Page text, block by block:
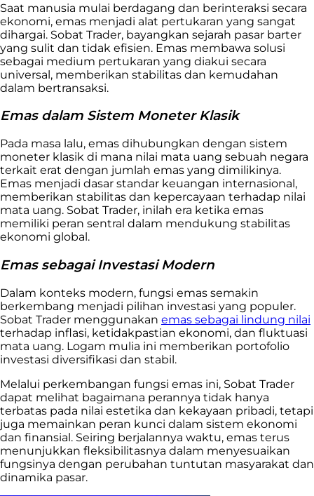
Saat manusia mulai berdagang dan berinteraksi secara
ekonomi, emas menjadi alat pertukaran yang sangat
dihargai. Sobat Trader, bayangkan sejarah pasar barter
yang sulit dan tidak efisien. Emas membawa solusi
sebagai medium pertukaran yang diakui secara
universal, memberikan stabilitas dan kemudahan
dalam bertransaksi.
Emas dalam Sistem Moneter Klasik
Pada masa lalu, emas dihubungkan dengan sistem
moneter klasik di mana nilai mata uang sebuah negara
terkait erat dengan jumlah emas yang dimilikinya.
Emas menjadi dasar standar keuangan internasional,
memberikan stabilitas dan kepercayaan terhadap nilai
mata uang. Sobat Trader, inilah era ketika emas
memiliki peran sentral dalam mendukung stabilitas
ekonomi global.
Emas sebagai Investasi Modern
Dalam konteks modern, fungsi emas semakin
berkembang menjadi pilihan investasi yang populer.
Sobat Trader menggunakan emas sebagai lindung nilai
terhadap inflasi, ketidakpastian ekonomi, dan fluktuasi
mata uang. Logam mulia ini memberikan portofolio
investasi diversifikasi dan stabil.
Melalui perkembangan fungsi emas ini, Sobat Trader
dapat melihat bagaimana perannya tidak hanya
terbatas pada nilai estetika dan kekayaan pribadi, tetapi
juga memainkan peran kunci dalam sistem ekonomi
dan finansial. Seiring berjalannya waktu, emas terus
menunjukkan fleksibilitasnya dalam menyesuaikan
fungsinya dengan perubahan tuntutan masyarakat dan
dinamika pasar.